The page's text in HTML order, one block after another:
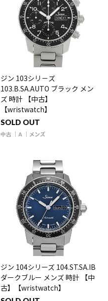
ジン 103シリ－ズ
103.B.SA.AUTO ブラック メン
ズ 時計 【中古】
【wristwatch】
SOLD OUT
中古 A メンズ
ジン 104シリーズ 104.ST.SA.IB
ダークブルー メンズ 時計 【中
古】【wristwatch】